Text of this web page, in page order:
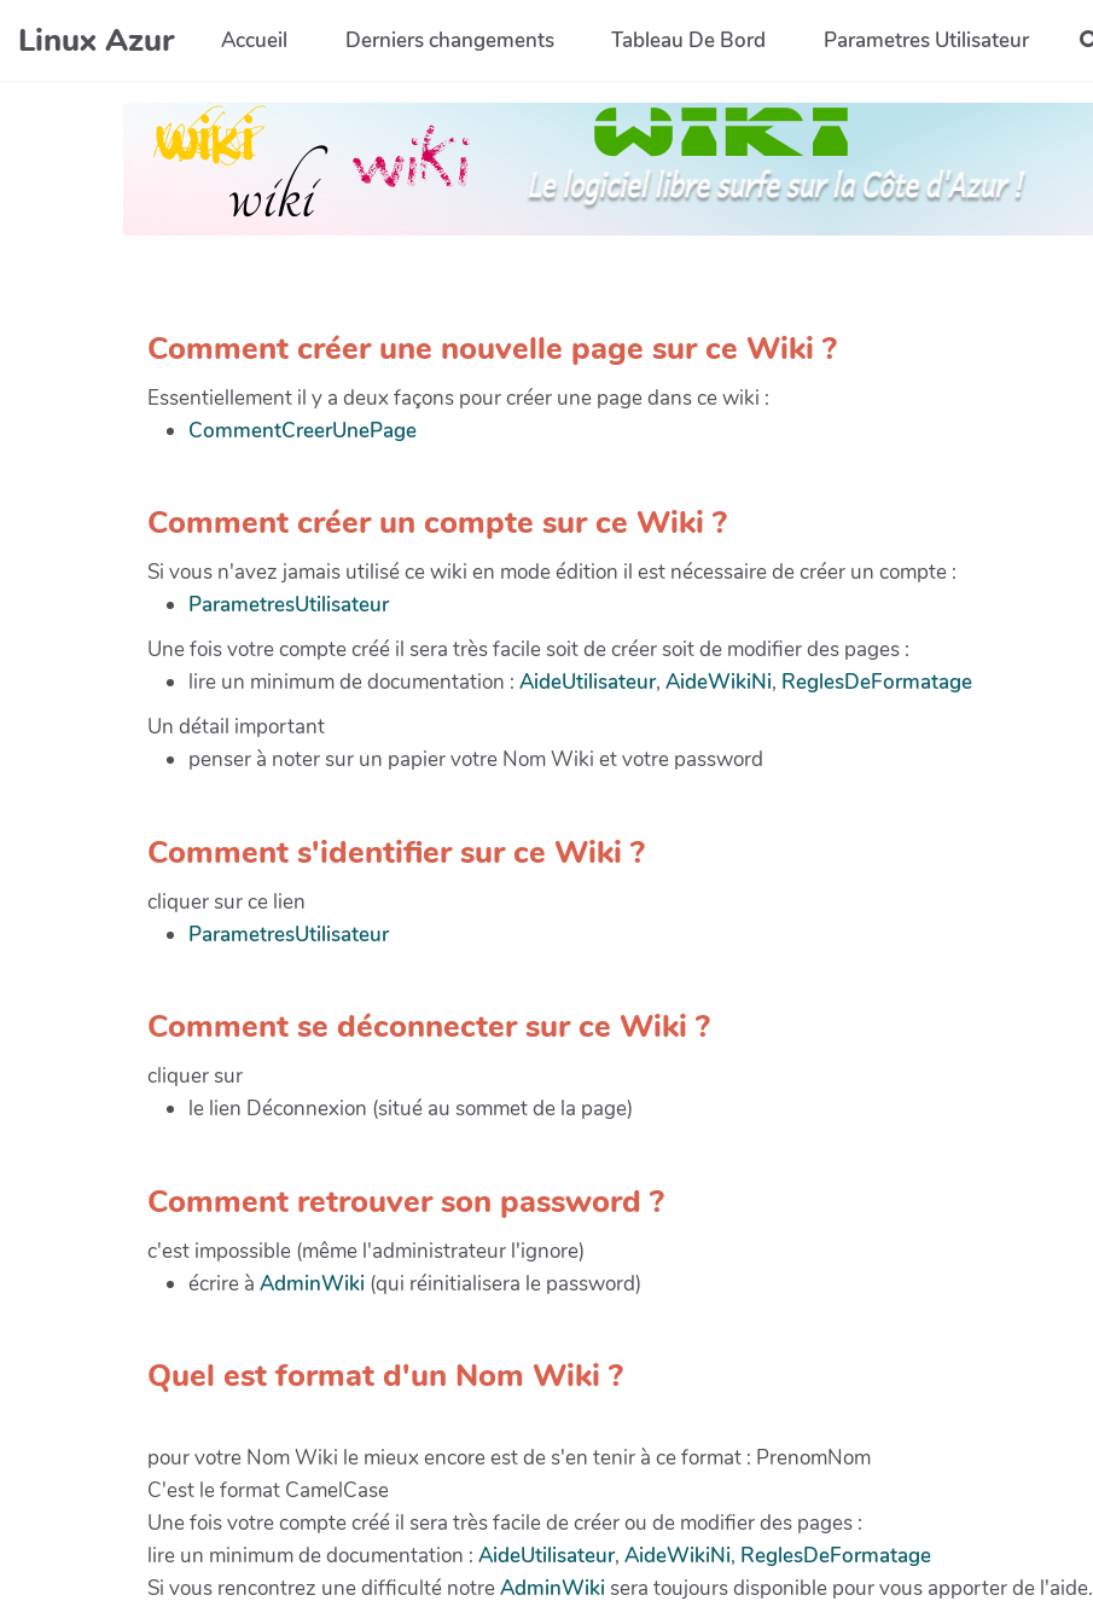
Aller au contenu principal
Linux Azur Accueil Derniers changements Tableau De Bord Parametres Utilisateur
Comment créer une nouvelle page sur ce Wiki ?
Essentiellement il y a deux façons pour créer une page dans ce wiki :
CommentCreerUnePage
Comment créer un compte sur ce Wiki ?
Si vous n'avez jamais utilisé ce wiki en mode édition il est nécessaire de créer un compte :
ParametresUtilisateur
Une fois votre compte créé il sera très facile soit de créer soit de modifier des pages :
lire un minimum de documentation : AideUtilisateur, AideWikiNi, ReglesDeFormatage
Un détail important
penser à noter sur un papier votre Nom Wiki et votre password
Comment s'identifier sur ce Wiki ?
cliquer sur ce lien
ParametresUtilisateur
Comment se déconnecter sur ce Wiki ?
cliquer sur
le lien Déconnexion (situé au sommet de la page)
Comment retrouver son password ?
c'est impossible (même l'administrateur l'ignore)
écrire à AdminWiki (qui réinitialisera le password)
Quel est format d'un Nom Wiki ?
pour votre Nom Wiki le mieux encore est de s'en tenir à ce format : PrenomNom
C'est le format CamelCase
Une fois votre compte créé il sera très facile de créer ou de modifier des pages :
lire un minimum de documentation : AideUtilisateur, AideWikiNi, ReglesDeFormatage
Si vous rencontrez une difficulté notreAdminWiki sera toujours disponible pour vous apporter de l'aide.